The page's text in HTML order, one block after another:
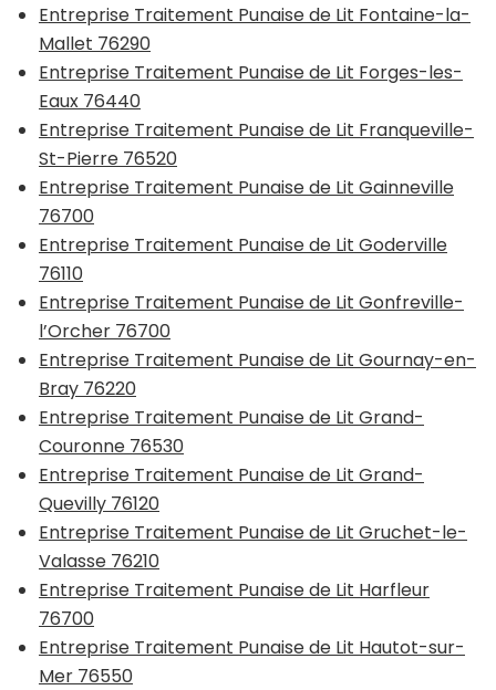
Entreprise Traitement Punaise de Lit Fontaine-la-
Mallet 76290
Entreprise Traitement Punaise de Lit Forges-les-
Eaux 76440
Entreprise Traitement Punaise de Lit Franqueville-
St-Pierre 76520
Entreprise Traitement Punaise de Lit Gainneville
76700
Entreprise Traitement Punaise de Lit Goderville
76110
Entreprise Traitement Punaise de Lit Gonfreville-
l’Orcher 76700
Entreprise Traitement Punaise de Lit Gournay-en-
Bray 76220
Entreprise Traitement Punaise de Lit Grand-
Couronne 76530
Entreprise Traitement Punaise de Lit Grand-
Quevilly 76120
Entreprise Traitement Punaise de Lit Gruchet-le-
Valasse 76210
Entreprise Traitement Punaise de Lit Harfleur
76700
Entreprise Traitement Punaise de Lit Hautot-sur-
Mer 76550